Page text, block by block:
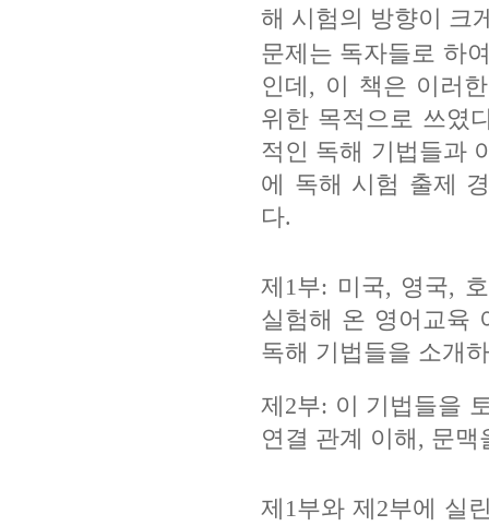
해 시험의 방향이 크
문제는 독자들로 하
인데 , 이 책은 이러
위한 목적으로 쓰였
적인 독해 기법들과
에 독해 시험 출제
다.
제 1부: 미국, 영국,
실험해 온 영어교육
독해 기법들을 소개
제 2부: 이 기법들을
연결 관계 이해 , 문맥
제 1 부와 제 2부에 실